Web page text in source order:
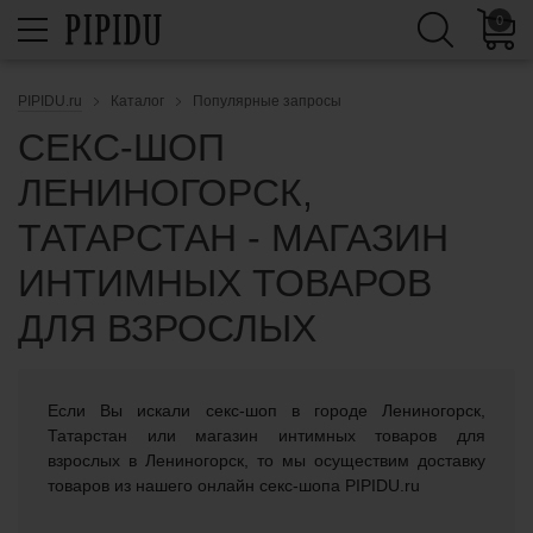
0
PIPIDU.ru Каталог Популярные запросы
СЕКС-ШОП
ЛЕНИНОГОРСК,
ТАТАРСТАН - МАГАЗИН
ИНТИМНЫХ ТОВАРОВ
ДЛЯ ВЗРОСЛЫХ
Если Вы искали cекс-шоп в городе Лениногорск,
Татарстан или магазин интимных товаров для
взрослых в Лениногорск, то мы осуществим доставку
товаров из нашего онлайн секс-шопа PIPIDU.ru